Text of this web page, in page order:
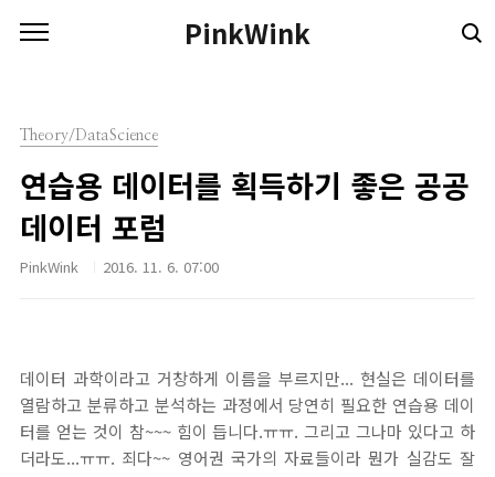
PinkWink
Theory/DataScience
연습용 데이터를 획득하기 좋은 공공
데이터 포럼
PinkWink 2016. 11. 6. 07:00
데이터 과학이라고 거창하게 이름을 부르지만... 현실은 데이터를
열람하고 분류하고 분석하는 과정에서 당연히 필요한 연습용 데이
터를 얻는 것이 참~~~ 힘이 듭니다.ㅠㅠ. 그리고 그나마 있다고 하
더라도...ㅠㅠ. 죄다~~ 영어권 국가의 자료들이라 뭔가 실감도 잘